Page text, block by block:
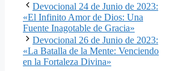
Devocional 24 de Junio de 2023:
«El Infinito Amor de Dios: Una
Fuente Inagotable de Gracia»
Devocional 26 de Junio de 2023:
«La Batalla de la Mente: Venciendo
en la Fortaleza Divina»